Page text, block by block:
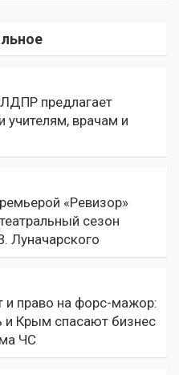
предлагает
учителям, врачам и
«Ревизор»
сезон
Луначарского
право на форс-мажор:
и Крым спасают бизнес
ЧС